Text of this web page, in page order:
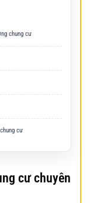
chung cư
cư
cư chuyên